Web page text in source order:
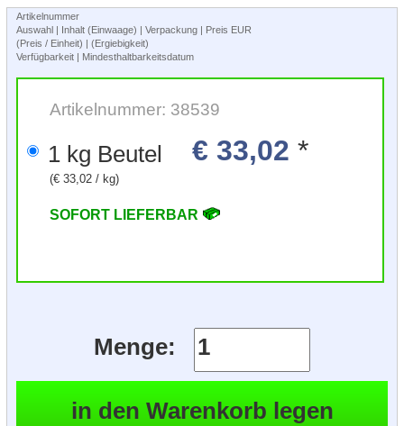
Artikelnummer
Auswahl | Inhalt (Einwaage) | Verpackung | Preis EUR
(Preis / Einheit) | (Ergiebigkeit)
Verfügbarkeit | Mindesthaltbarkeitsdatum
Artikelnummer: 38539
1 kg Beutel € 33,02 *
(€ 33,02 / kg)
SOFORT LIEFERBAR
Menge: